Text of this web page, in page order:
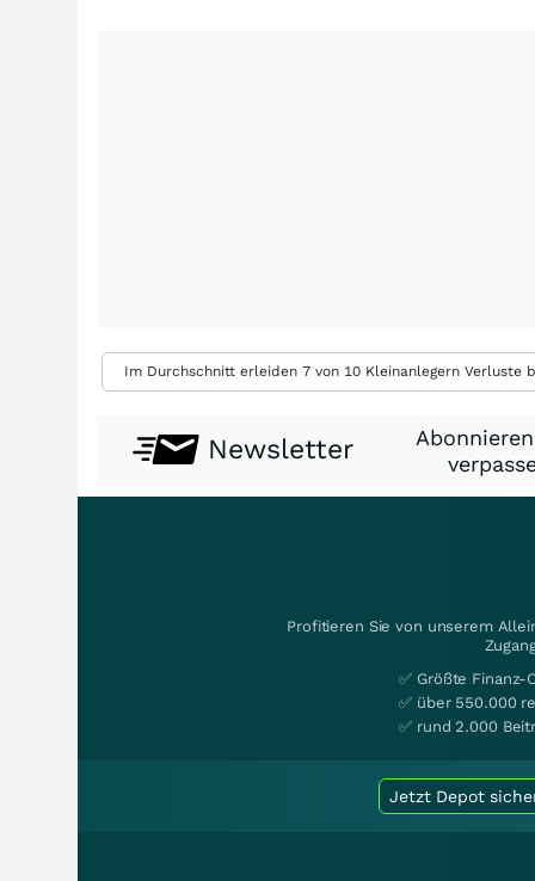
Im Durchschnitt erleiden 7 von 10 Kleinanlegern
Newsletter
Profitieren Sie von unserem
✅ Größte
✅ über 550.000
✅ rund 2.000
Jetzt Depot